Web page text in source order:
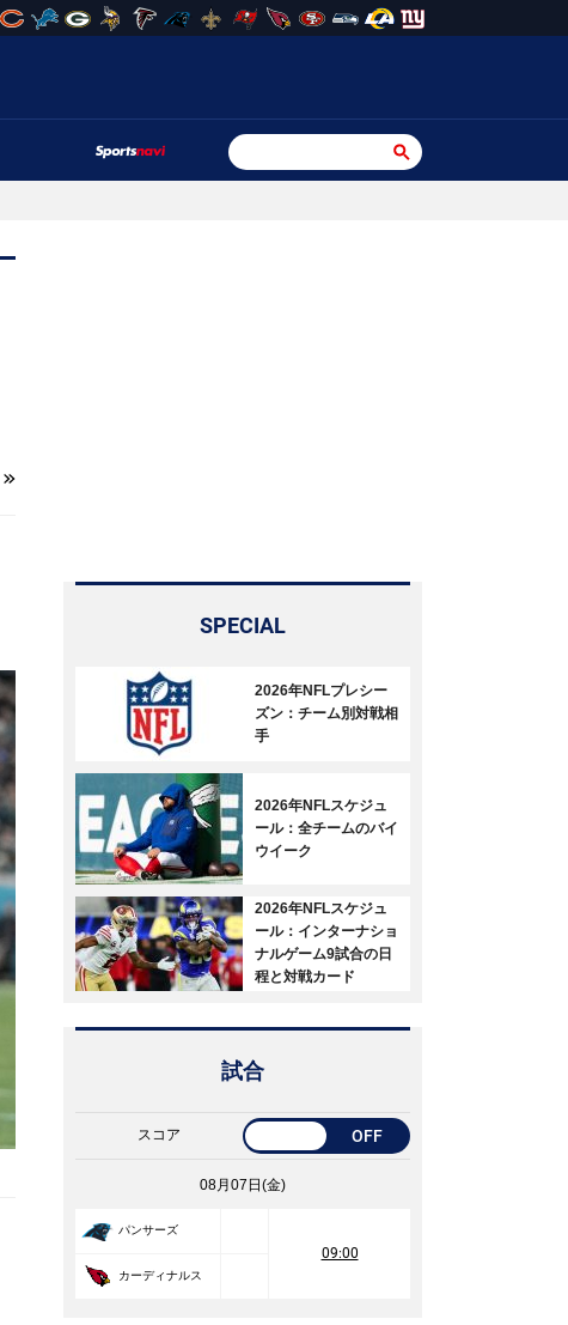
SPECIAL
2026年NFLプレシー
ズン：チーム別対戦相
手
2026年NFLスケジュ
ール：全チームのバイ
ウイーク
2026年NFLスケジュ
ール：インターナショ
ナルゲーム9試合の日
程と対戦カード
試合
スコア OFF
08月07日(金)
パンサーズ
09:00
カーディナルス